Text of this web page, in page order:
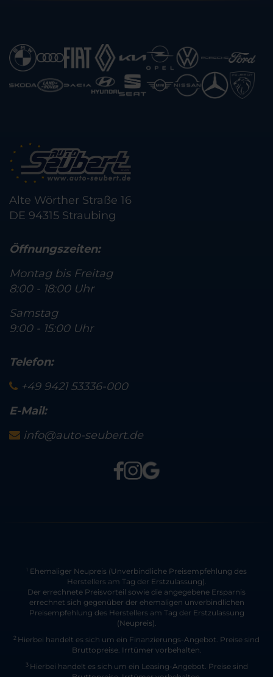
Alte Wörther Straße 16
DE 94315 Straubing
Öffnungszeiten:
Montag bis Freitag
8:00 - 18:00 Uhr
Samstag
9:00 - 15:00 Uhr
Telefon:
+49 9421 53336-000
E-Mail:
info@auto-seubert.de
1
Ehemaliger Neupreis (Unverbindliche Preisempfehlung des
Herstellers am Tag der Erstzulassung).
Der errechnete Preisvorteil sowie die angegebene Ersparnis
errechnet sich gegenüber der ehemaligen unverbindlichen
Preisempfehlung des Herstellers am Tag der Erstzulassung
(Neupreis).
2 Hierbei handelt es sich um ein Finanzierungs-Angebot. Preise sind
Bruttopreise. Irrtümer vorbehalten.
3 Hierbei handelt es sich um ein Leasing-Angebot. Preise sind